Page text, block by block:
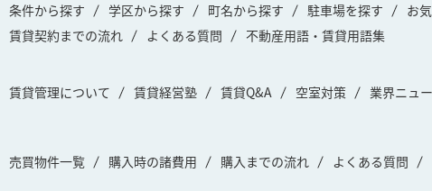
条件から探す 学区から探す 町名から探す 駐車場を探す お
賃貸契約までの流れ
よくある質問 不動産用語・賃貸用語集
賃貸管理について 賃貸経営塾 賃貸Q&A 空室対策 業界ニュ
売買物件一覧 購入時の諸費用 購入までの流れ よくある質問